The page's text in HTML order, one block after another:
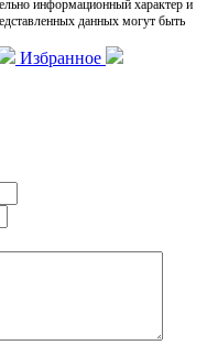
информационный характер и
данных могут быть
Избранное